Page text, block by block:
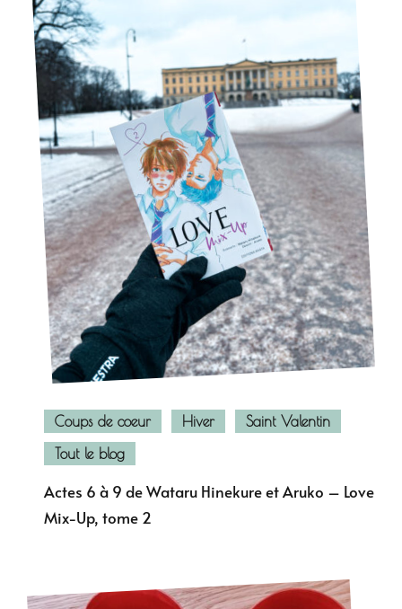
Coups de coeur Hiver
Saint Valentin
Tout le blog
Actes 6 à 9 de Wataru Hinekure et Aruko – Love
Mix-Up, tome 2